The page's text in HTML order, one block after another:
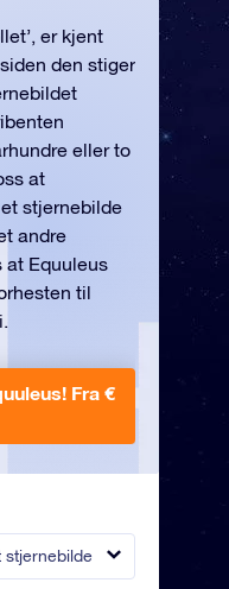
stjernebilde
er kjent
den stiger
eller to
at
stjernebilde
andre
at Equuleus
til
Fra €